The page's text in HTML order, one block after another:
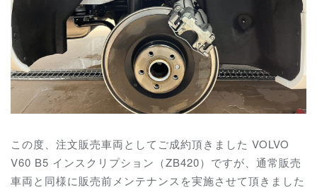
この度、注文販売車両としてご成約頂きました VOLVO
V60 B5 インスクリプション（ZB420）ですが、通常販売
車両と同様に販売前メンテナンスを実施させて頂きました